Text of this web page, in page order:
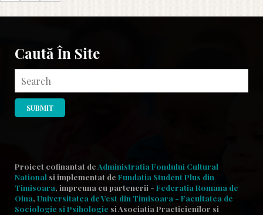
Caută În Site
Proiect cofinantat de Administratia Fondului Cultural
National si implementat de Fundatia Student Plus din
Timisoara, impreuna cu partenerii - Federatia Romana de
Oina, Universitatea de Vest din Timisoara - Facultatea de
Sociologie si Psihologie si Asociatia Practicienilor si